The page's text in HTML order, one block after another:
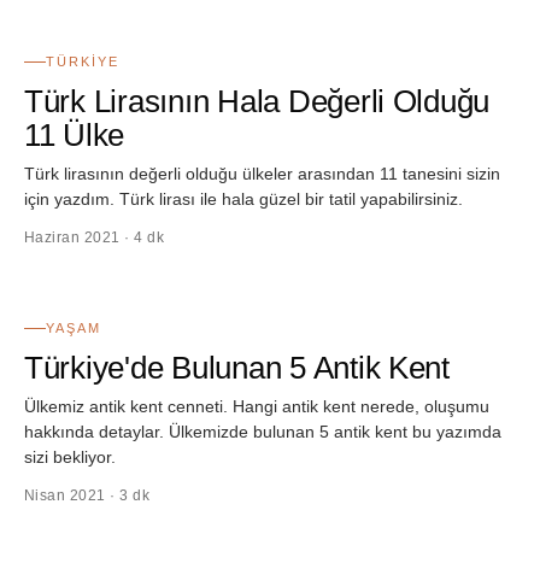
TÜRKIYE
Türk Lirasının Hala Değerli Olduğu
11 Ülke
Türk lirasının değerli olduğu ülkeler arasından 11 tanesini sizin
için yazdım. Türk lirası ile hala güzel bir tatil yapabilirsiniz.
Haziran 2021 · 4 dk
YAŞAM
Türkiye'de Bulunan 5 Antik Kent
Ülkemiz antik kent cenneti. Hangi antik kent nerede, oluşumu
hakkında detaylar. Ülkemizde bulunan 5 antik kent bu yazımda
sizi bekliyor.
Nisan 2021 · 3 dk